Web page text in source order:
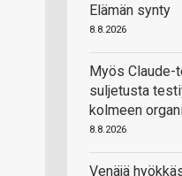
Elämän synty
8.8.2026
Myös Claude-
suljetusta
kolmeen
8.8.2026
Venäjä